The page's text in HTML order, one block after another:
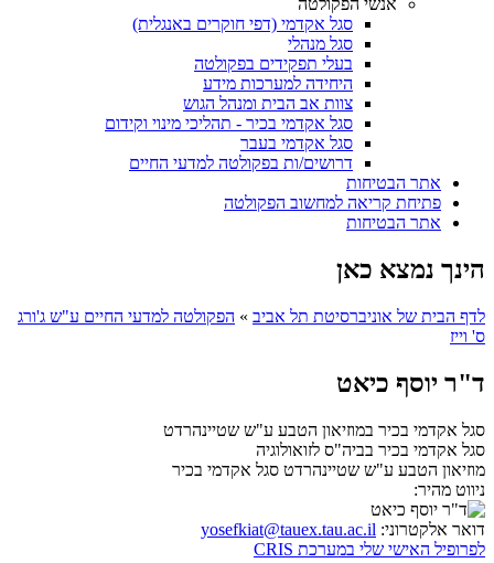
אנשי הפקולטה
סגל אקדמי (דפי חוקרים באנגלית)
סגל מנהלי
בעלי תפקידים בפקולטה
היחידה למערכות מידע
צוות אב הבית ומנהל הגוש
סגל אקדמי בכיר - תהליכי מינוי וקידום
סגל אקדמי בעבר
דרושים/ות בפקולטה למדעי החיים
אתר הבטיחות
פתיחת קריאה למחשוב הפקולטה
אתר הבטיחות
הינך נמצא כאן
לדף הבית של אוניברסיטת תל אביב » הפקולטה למדעי החיים ע"ש ג'ורג
ס' וייז
ד"ר יוסף כיאט
סגל אקדמי בכיר במוזיאון הטבע ע"ש שטיינהרדט
סגל אקדמי בכיר בביה"ס לזואולוגיה
מוזיאון הטבע ע"ש שטיינהרדט סגל אקדמי בכיר
ניווט מהיר:
דואר אלקטרוני: yosefkiat@tauex.tau.ac.il
לפרופיל האישי שלי במערכת CRIS